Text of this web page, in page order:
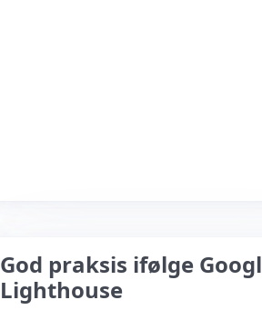
God praksis ifølge
Lighthouse